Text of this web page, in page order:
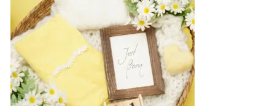
小物単品レンタル 女の子向けアイテム
小物単品レンタル
女の子向けアイテム
ギフトカード
親カテゴリー
子カテゴリー